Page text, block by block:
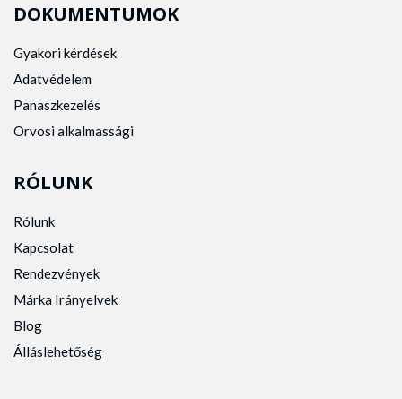
DOKUMENTUMOK
Gyakori kérdések
Adatvédelem
Panaszkezelés
Orvosi alkalmassági
RÓLUNK
Rólunk
Kapcsolat
Rendezvények
Márka Irányelvek
Blog
Álláslehetőség